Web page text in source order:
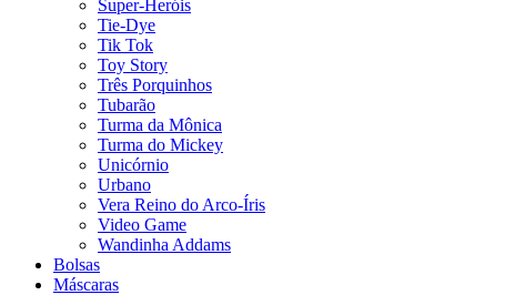
Super-Heróis
Tie-Dye
Tik Tok
Toy Story
Três Porquinhos
Tubarão
Turma da Mônica
Turma do Mickey
Unicórnio
Urbano
Vera Reino do Arco-Íris
Video Game
Wandinha Addams
Bolsas
Máscaras